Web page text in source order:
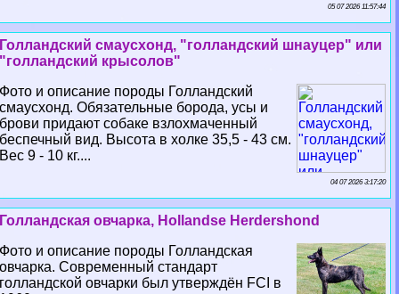
05 07 2026 11:57:44
Голландский смаусхонд, "голландский шнауцер" или
"голландский крысолов"
Фото и описание породы Голландский
смаусхонд. Обязательные борода, усы и
брови придают собаке взлохмаченный
беспечный вид. Высота в холке 35,5 - 43 см.
Вес 9 - 10 кг....
04 07 2026 3:17:20
Голландская овчарка, Hollandse Herdershond
Фото и описание породы Голландская
овчарка. Современный стандарт
голландской овчарки был утверждён FCI в